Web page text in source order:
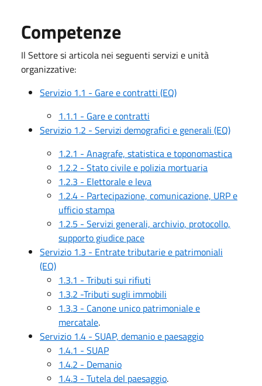
Competenze
Il Settore si articola nei seguenti servizi e unità
organizzative:
Servizio 1.1 - Gare e contratti (EQ)
1.1.1 - Gare e contratti
Servizio 1.2 - Servizi demografici e generali (EQ)
1.2.1 - Anagrafe, statistica e toponomastica
1.2.2 - Stato civile e polizia mortuaria
1.2.3 - Elettorale e leva
1.2.4 - Partecipazione, comunicazione, URP e
ufficio stampa
1.2.5 - Servizi generali, archivio, protocollo,
supporto giudice pace
Servizio 1.3 - Entrate tributarie e patrimoniali
(EQ)
1.3.1 - Tributi sui rifiuti
1.3.2 -Tributi sugli immobili
1.3.3 - Canone unico patrimoniale e
mercatale.
Servizio 1.4 - SUAP, demanio e paesaggio
1.4.1 - SUAP
1.4.2 - Demanio
1.4.3 - Tutela del paesaggio.